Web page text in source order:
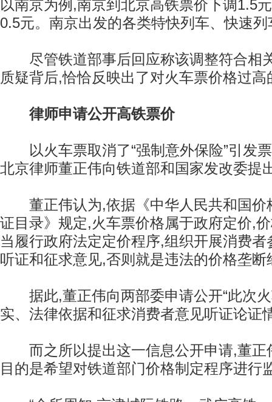
以南京为例,南京到北京高铁票价下调1.5
0.5元。南京出发的各类特快列车、快速
尽管铁道部事后回应称该调整符合相
质疑背后,恰恰反映出了对火车票价格过高
律师申请公开高铁票价
以火车票取消了“强制意外保险”引发
北京律师董正伟向铁道部和国家发改委提
董正伟认为,依据《中华人民共和国价
证目录》规定,火车票价格属于政府定价,
当履行政府法定定价程序,组织开展消费
听证和征求意见,否则就是违法的价格垄断
据此,董正伟向两部委申请公开“此次火
实、法律依据和征求消费者意见听证论证
而之所以提出这一信息公开申请,董正
目的是希望对铁道部门价格制定程序进行